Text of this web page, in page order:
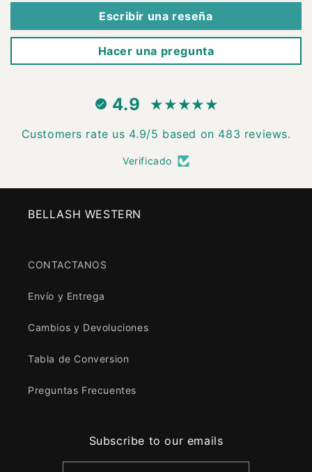
Escribir una reseña
Hacer una pregunta
4.9
Customers rate us 4.9/5 based on 483 reviews.
Verificado
BELLASH WESTERN
CONTACTANOS
Envío y Entrega
Cambios y Devoluciones
Tabla de Conversion
Preguntas Frecuentes
Subscribe to our emails